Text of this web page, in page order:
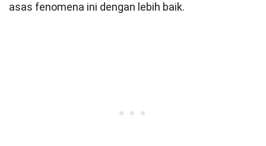
asas fenomena ini dengan lebih baik.